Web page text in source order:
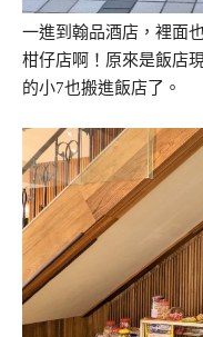
一進到翰品酒店，裡面
柑仔店啊！原來是飯店
的小7也搬進飯店了。